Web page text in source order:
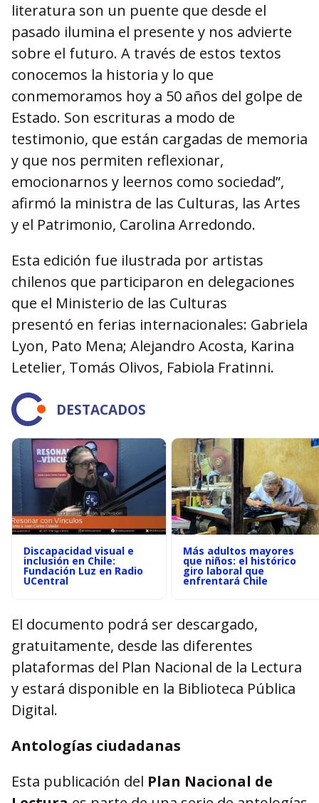
literatura son un puente que desde el
pasado ilumina el presente y nos advierte
sobre el futuro. A través de estos textos
conocemos la historia y lo que
conmemoramos hoy a 50 años del golpe de
Estado. Son escrituras a modo de
testimonio, que están cargadas de memoria
y que nos permiten reflexionar,
emocionarnos y leernos como sociedad”,
afirmó la ministra de las Culturas, las Artes
y el Patrimonio, Carolina Arredondo.
Esta edición fue ilustrada por artistas
chilenos que participaron en delegaciones
que el Ministerio de las Culturas
presentó en ferias internacionales: Gabriela
Lyon, Pato Mena; Alejandro Acosta, Karina
Letelier, Tomás Olivos, Fabiola Fratinni.
DESTACADOS
Discapacidad visual e
inclusión en Chile:
Fundación Luz en Radio
UCentral
Más adultos mayores
que niños: el histórico
giro laboral que
enfrentará Chile
El documento podrá ser descargado,
gratuitamente, desde las diferentes
plataformas del Plan Nacional de la Lectura
y estará disponible en la Biblioteca Pública
Digital.
Antologías ciudadanas
Esta publicación del Plan Nacional de